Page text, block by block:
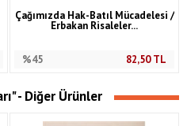
Çağımızda Hak-Batıl Mücadelesi /
Erbakan Risaleler...
%45 82,50TL
- Diğer Ürünler